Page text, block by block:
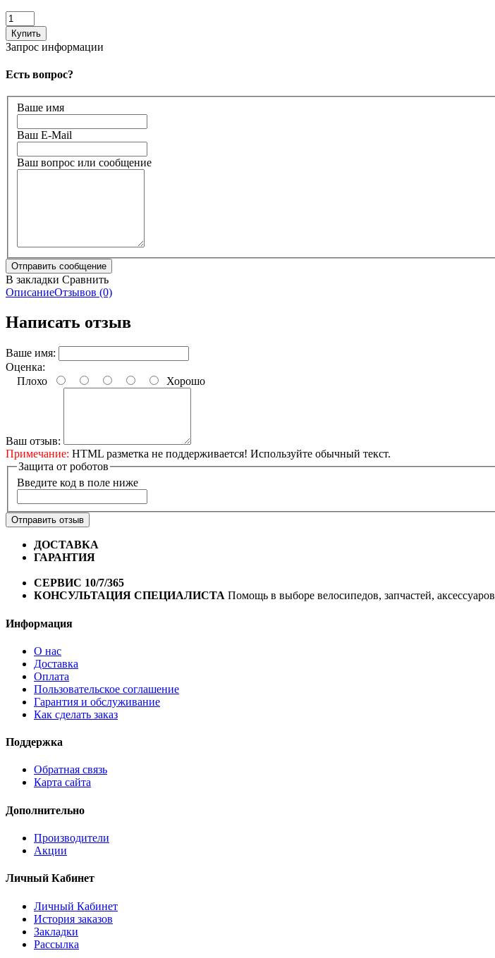
Запрос информации
Есть вопрос?
Ваше имя
Ваш E-Mail
Ваш вопрос или сообщение
В закладки Сравнить
ОписаниеОтзывов (0)
Написать отзыв
Ваше имя:
Оценка:
Плохо
Хорошо
Ваш отзыв:
Примечание: HTML разметка не поддерживается! Используйте обычный текст.
Защита от роботов
Введите код в поле ниже
Отправить отзыв
ДОСТАВКА
ГАРАНТИЯ
СЕРВИС 10/7/365
КОНСУЛЬТАЦИЯ СПЕЦИАЛИСТА Помощь в выборе велосипедов, запчастей, аксессуаров
Информация
О нас
Доставка
Оплата
Пользовательское соглашение
Гарантия и обслуживание
Как сделать заказ
Поддержка
Обратная связь
Карта сайта
Дополнительно
Производители
Акции
Личный Кабинет
Личный Кабинет
История заказов
Закладки
Рассылка